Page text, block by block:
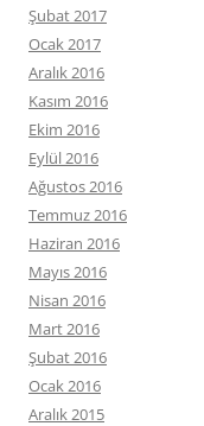
Şubat 2017
Ocak 2017
Aralık 2016
Kasım 2016
Ekim 2016
Eylül 2016
Ağustos 2016
Temmuz 2016
Haziran 2016
Mayıs 2016
Nisan 2016
Mart 2016
Şubat 2016
Ocak 2016
Aralık 2015